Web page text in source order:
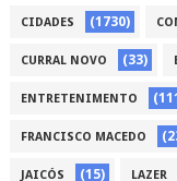
CIDADES (1730)
CURRAL NOVO (33)
ENTRETENIMENTO
FRANCISCO MACEDO
JAICÓS (15) LAZER